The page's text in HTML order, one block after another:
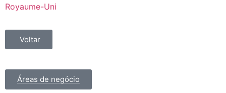
Royaume-Uni
Voltar
Áreas de negócio